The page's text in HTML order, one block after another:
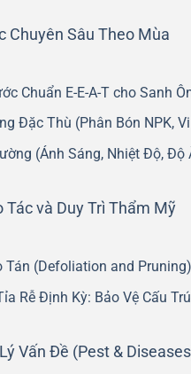
Chuyên Sâu Theo Mùa
Chuẩn E-E-A-T cho Sanh
Đặc Thù (Phân Bón NPK,
(Ánh Sáng, Nhiệt Độ, Độ
Tác và Duy Trì Thẩm Mỹ
Tán (Defoliation and Pruning)
Rễ Định Kỳ: Bảo Vệ Cấu
Vấn Đề (Pest &